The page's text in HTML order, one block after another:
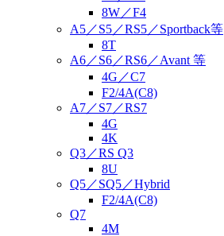
8W／F4
A5／S5／RS5／Sportback等
8T
A6／S6／RS6／Avant 等
4G／C7
F2/4A(C8)
A7／S7／RS7
4G
4K
Q3／RS Q3
8U
Q5／SQ5／Hybrid
F2/4A(C8)
Q7
4M